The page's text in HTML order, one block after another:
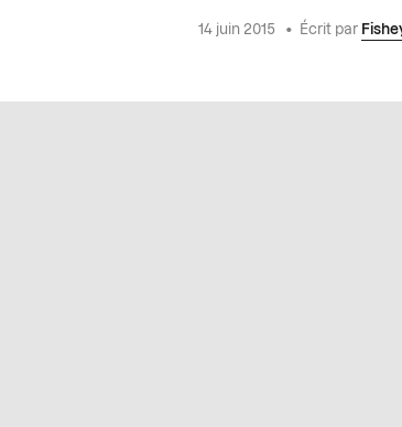
14 juin 2015 • Écrit par